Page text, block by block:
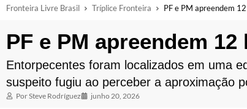
Fronteira Livre Brasil Tríplice Fronteira PF e PM apreendem
PF e PM apreendem
Entorpecentes foram localizados em uma
suspeito fugiu ao perceber a aproximação
PorSteve Rodríguez junho 20, 2026